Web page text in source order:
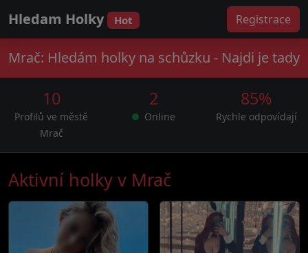
Hledam Holky Hot Registrace
Mrač: Hledám holky na schůzku - Najdi je tady
10
Profilů ve městě
Mrač
2
Online
85%
Rychle odpovídají
Aktivní holky v Mrač